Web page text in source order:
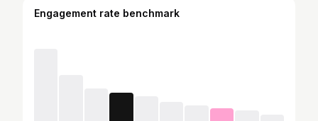
Engagement rate benchmark